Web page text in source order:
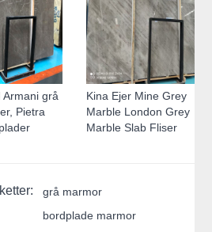
grå
Pietra
Kina Ejer Mine Grey
Marble London Grey
Marble Slab Fliser
grå marmor
bordplade marmor